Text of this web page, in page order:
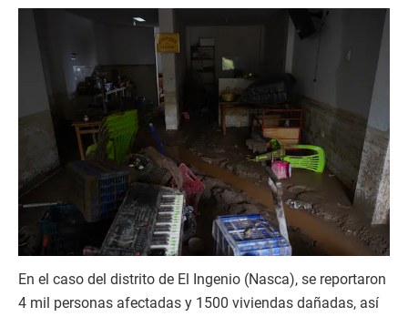
En el caso del distrito de El Ingenio (Nasca), se reportaron
4 mil personas afectadas y 1500 viviendas dañadas, así